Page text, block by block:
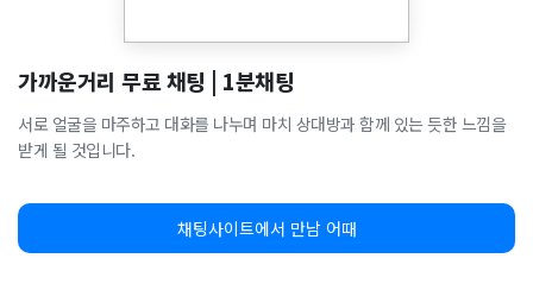
가까운거리 무료 채팅 | 1분채팅
서로 얼굴을 마주하고 대화를 나누며 마치 상대방과 함께 있는 듯한 느낌을
받게 될 것입니다.
채팅사이트에서 만남 어때